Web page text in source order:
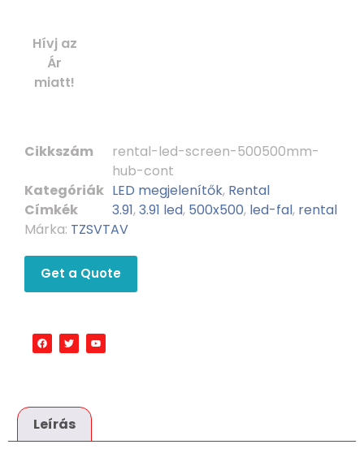
Hívj az
Ár
miatt!
Cikkszám
rental-led-screen-500500mm-
hub-cont
Kategóriák LED megjelenítők, Rental
Címkék
3.91,3.91 led, 500x500, led-fal, rental
Márka: TZSVTAV
Get a Quote
Leírás